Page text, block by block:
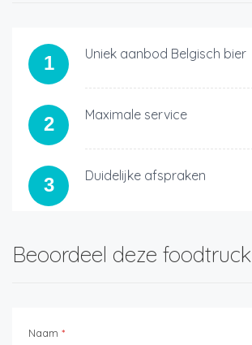
1 Uniek aanbod Belgisch bier
2 Maximale service
3 Duidelijke afspraken
Beoordeel deze foodtruck
Naam *